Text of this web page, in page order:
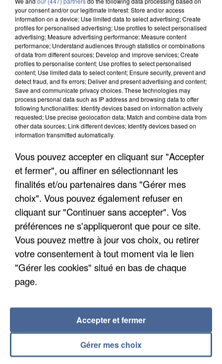
APRÈS TOUTES CES CANICULES, LES REFUGES
DE FAUNE SAUVAGE SONT...
MAFIA INTERPELLÉ EN ALGÉRIE
your consent and/or our legitimate interest: Store and/or access
information on a device; Use limited data to select advertising; Create
profiles for personalised advertising; Use profiles to select personalised
advertising; Measure advertising performance; Measure content
performance; Understand audiences through statistics or combinations
of data from different sources; Develop and improve services; Create
profiles to personalise content; Use profiles to select personalised
content; Use limited data to select content; Ensure security, prevent and
detect fraud, and fix errors; Deliver and present advertising and content;
Save and communicate privacy choices. These technologies may
process personal data such as IP address and browsing data to offer
following functionalities: Identify devices based on information actively
requested; Use precise geolocation data; Match and combine data from
other data sources; Link different devices; Identify devices based on
information transmitted automatically.
Vous pouvez accepter en cliquant sur "Accepter
et fermer", ou affiner en sélectionnant les
finalités et/ou partenaires dans "Gérer mes
choix". Vous pouvez également refuser en
cliquant sur "Continuer sans accepter". Vos
préférences ne s'appliqueront que pour ce site.
Vous pouvez mettre à jour vos choix, ou retirer
votre consentement à tout moment via le lien
"Gérer les cookies" situé en bas de chaque
page.
Gérer mes choix
Accepter et fermer